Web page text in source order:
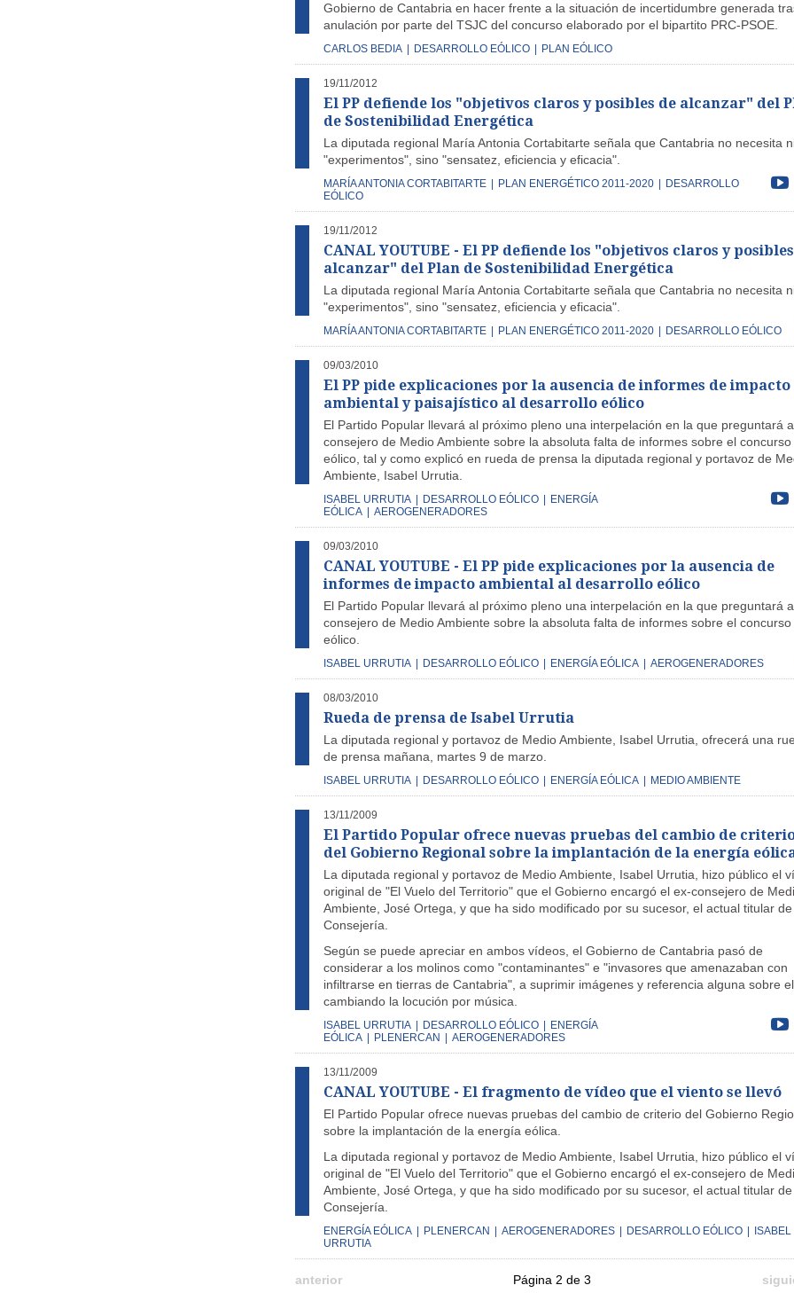
Gobierno de Cantabria en hacer frente a la situación de incertidumbre generada
anulación por parte del TSJC del concurso elaborado por el bipartito PRC-PSOE.
CARLOS BEDIA DESARROLLO EÓLICO PLAN EÓLICO
19/11/2012
El PP defiende los "objetivos claros y posibles de alcanzar" del
de Sostenibilidad Energética
La diputada regional María Antonia Cortabitarte señala que Cantabria no necesita
"experimentos", sino "sensatez, eficiencia y eficacia".
MARÍA ANTONIA CORTABITARTE PLAN ENERGÉTICO 2011-2020
DESARROLLO
EÓLICO
19/11/2012
CANAL YOUTUBE - El PP defiende los "objetivos claros y
alcanzar" del Plan de Sostenibilidad Energética
La diputada regional María Antonia Cortabitarte señala que Cantabria no necesita
"experimentos", sino "sensatez, eficiencia y eficacia".
MARÍA ANTONIA CORTABITARTE PLAN ENERGÉTICO 2011-2020 DESARROLLO EÓLICO
09/03/2010
El PP pide explicaciones por la ausencia de informes de impacto
ambiental y paisajístico al desarrollo eólico
El Partido Popular llevará al próximo pleno una interpelación en la que preguntará
consejero de Medio Ambiente sobre la absoluta falta de informes sobre el concurso
eólico, tal y como explicó en rueda de prensa la diputada regional y portavoz de
Ambiente, Isabel Urrutia.
ISABEL URRUTIA DESARROLLO EÓLICO
ENERGÍA
EÓLICA
AEROGENERADORES
09/03/2010
CANAL YOUTUBE - El PP pide explicaciones por la ausencia de
informes de impacto ambiental al desarrollo eólico
El Partido Popular llevará al próximo pleno una interpelación en la que preguntará
consejero de Medio Ambiente sobre la absoluta falta de informes sobre el concurso
eólico.
ISABEL URRUTIA DESARROLLO EÓLICO ENERGÍA EÓLICA AEROGENERADORES
08/03/2010
Rueda de prensa de Isabel Urrutia
La diputada regional y portavoz de Medio Ambiente, Isabel Urrutia, ofrecerá una
de prensa mañana, martes 9 de marzo.
ISABEL URRUTIA DESARROLLO EÓLICO ENERGÍA EÓLICA MEDIO AMBIENTE
13/11/2009
El Partido Popular ofrece nuevas pruebas del cambio de
del Gobierno Regional sobre la implantación de la energía
La diputada regional y portavoz de Medio Ambiente, Isabel Urrutia, hizo público el
original de "El Vuelo del Territorio" que el Gobierno encargó el ex-consejero de
Ambiente, José Ortega, y que ha sido modificado por su sucesor, el actual titular de
Consejería.
Según se puede apreciar en ambos vídeos, el Gobierno de Cantabria pasó de
considerar a los molinos como "contaminantes" e "invasores que amenazaban con
infiltrarse en tierras de Cantabria", a suprimir imágenes y referencia alguna sobre
cambiando la locución por música.
ISABEL URRUTIA DESARROLLO EÓLICO
ENERGÍA
EÓLICA
PLENERCAN AEROGENERADORES
13/11/2009
CANAL YOUTUBE - El fragmento de vídeo que el viento se llevó
El Partido Popular ofrece nuevas pruebas del cambio de criterio del Gobierno
sobre la implantación de la energía eólica.
La diputada regional y portavoz de Medio Ambiente, Isabel Urrutia, hizo público el
original de "El Vuelo del Territorio" que el Gobierno encargó el ex-consejero de
Ambiente, José Ortega, y que ha sido modificado por su sucesor, el actual titular de
Consejería.
ENERGÍA EÓLICA PLENERCAN AEROGENERADORES DESARROLLO EÓLICO
ISABEL
URRUTIA
anterior Página 2 de 3